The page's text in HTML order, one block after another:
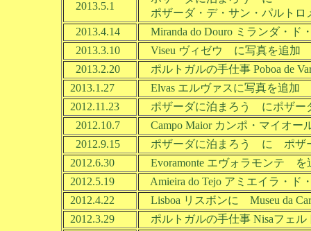
2013.5.1
ポザーダ・デ・サン・パルトロ
2013.4.14
Miranda do Douro ミランダ・
2013.3.10
Viseu ヴィゼウ に写真を追加
2013.2.20
ポルトガルの手仕事 Poboa de
2013.1.27
Elvas エルヴァスに写真を追
2012.11.23
ポザーダに泊まろう にポザー
2012.10.7
Campo Maior カンポ・マイオ
2012.9.15
ポザーダに泊まろう に ポザ
2012.6.30
Evoramonte エヴォラモンテ を
2012.5.19
Amieira do Tejo アミエイラ・
2012.4.22
Lisboa リスボンに Museu da
2012.3.29
ポルトガルの手仕事 Nisaフェ